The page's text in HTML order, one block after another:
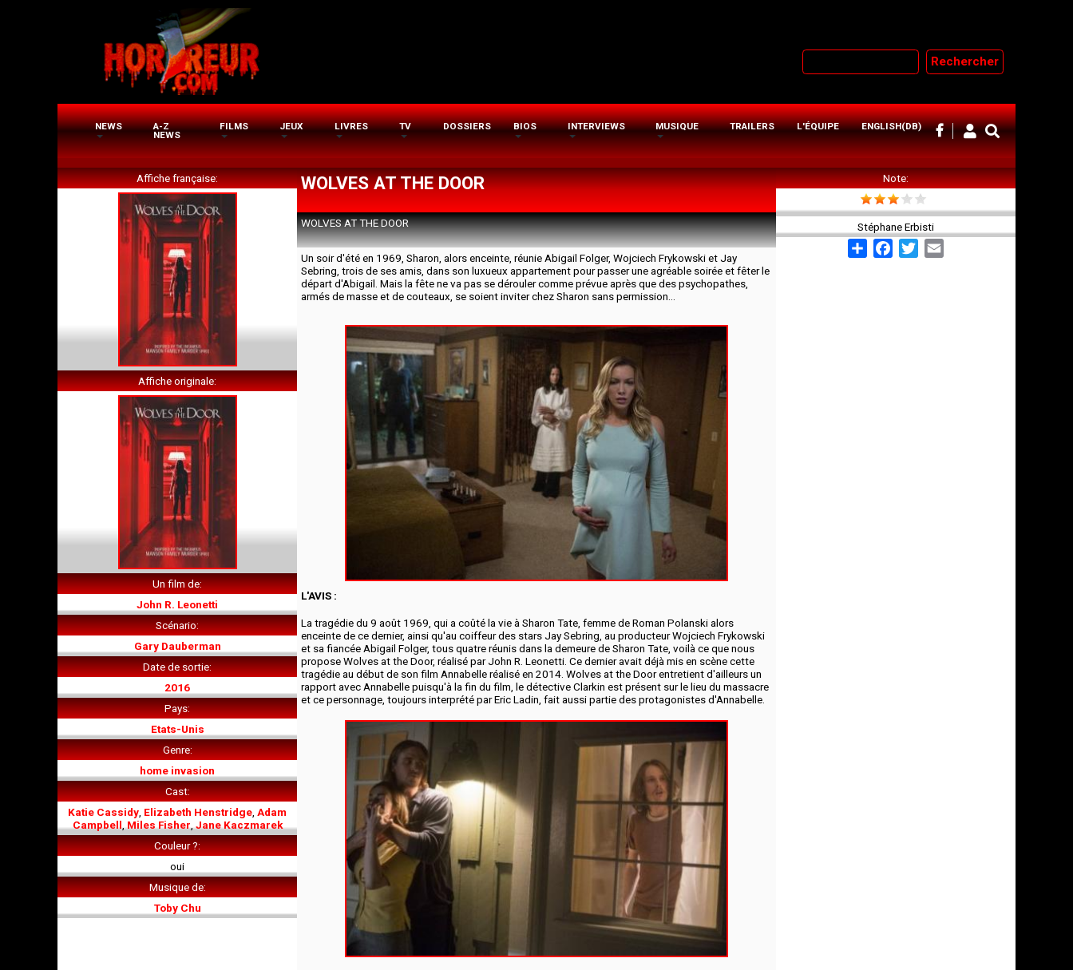
Rechercher
NEWS A-Z
NEWS
FILMS JEUX LIVRES TV DOSSIERS BIOS INTERVIEWS MUSIQUE TRAILERS L'ÉQUIPE ENGLISH(DB)
Affiche française
Affiche originale
Un film de
John R. Leonetti
Scénario
Gary Dauberman
Date de sortie
2016
Pays
Etats-Unis
Genre
home invasion
Cast
Katie Cassidy Elizabeth Henstridge Adam
Campbell Miles Fisher Jane Kaczmarek
Couleur ?
oui
Musique de
Toby Chu
WOLVES AT THE DOOR
WOLVES AT THE DOOR
Un soir d'été en 1969, Sharon, alors enceinte, réunie Abigail Folger, Wojciech Frykowski et Jay
Sebring, trois de ses amis, dans son luxueux appartement pour passer une agréable soirée et fêter le
départ d'Abigail. Mais la fête ne va pas se dérouler comme prévue après que des psychopathes,
armés de masse et de couteaux, se soient inviter chez Sharon sans permission...
L'AVIS :
La tragédie du 9 août 1969, qui a coûté la vie à Sharon Tate, femme de Roman Polanski alors
enceinte de ce dernier, ainsi qu'au coiffeur des stars Jay Sebring, au producteur Wojciech Frykowski
et sa fiancée Abigail Folger, tous quatre réunis dans la demeure de Sharon Tate, voilà ce que nous
propose Wolves at the Door, réalisé par John R. Leonetti. Ce dernier avait déjà mis en scène cette
tragédie au début de son film Annabelle réalisé en 2014. Wolves at the Door entretient d'ailleurs un
rapport avec Annabelle puisqu'à la fin du film, le détective Clarkin est présent sur le lieu du massacre
et ce personnage, toujours interprété par Eric Ladin, fait aussi partie des protagonistes d'Annabelle.
Note
Stéphane Erbisti
ShareFacebook
Twitter